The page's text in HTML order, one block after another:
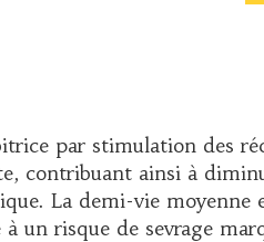
par stimulation des
contribuant ainsi à
La demi-vie
risque de sevrage